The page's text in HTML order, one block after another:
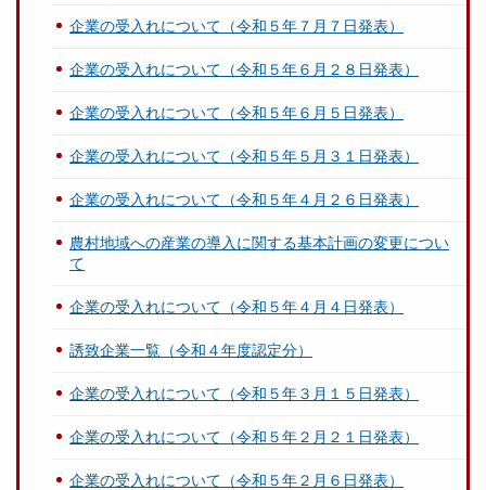
企業の受入れについて（令和５年７月７日発表）
企業の受入れについて（令和５年６月２８日発表）
企業の受入れについて（令和５年６月５日発表）
企業の受入れについて（令和５年５月３１日発表）
企業の受入れについて（令和５年４月２６日発表）
農村地域への産業の導入に関する基本計画の変更につい
て
企業の受入れについて（令和５年４月４日発表）
誘致企業一覧（令和４年度認定分）
企業の受入れについて（令和５年３月１５日発表）
企業の受入れについて（令和５年２月２１日発表）
企業の受入れについて（令和５年２月６日発表）